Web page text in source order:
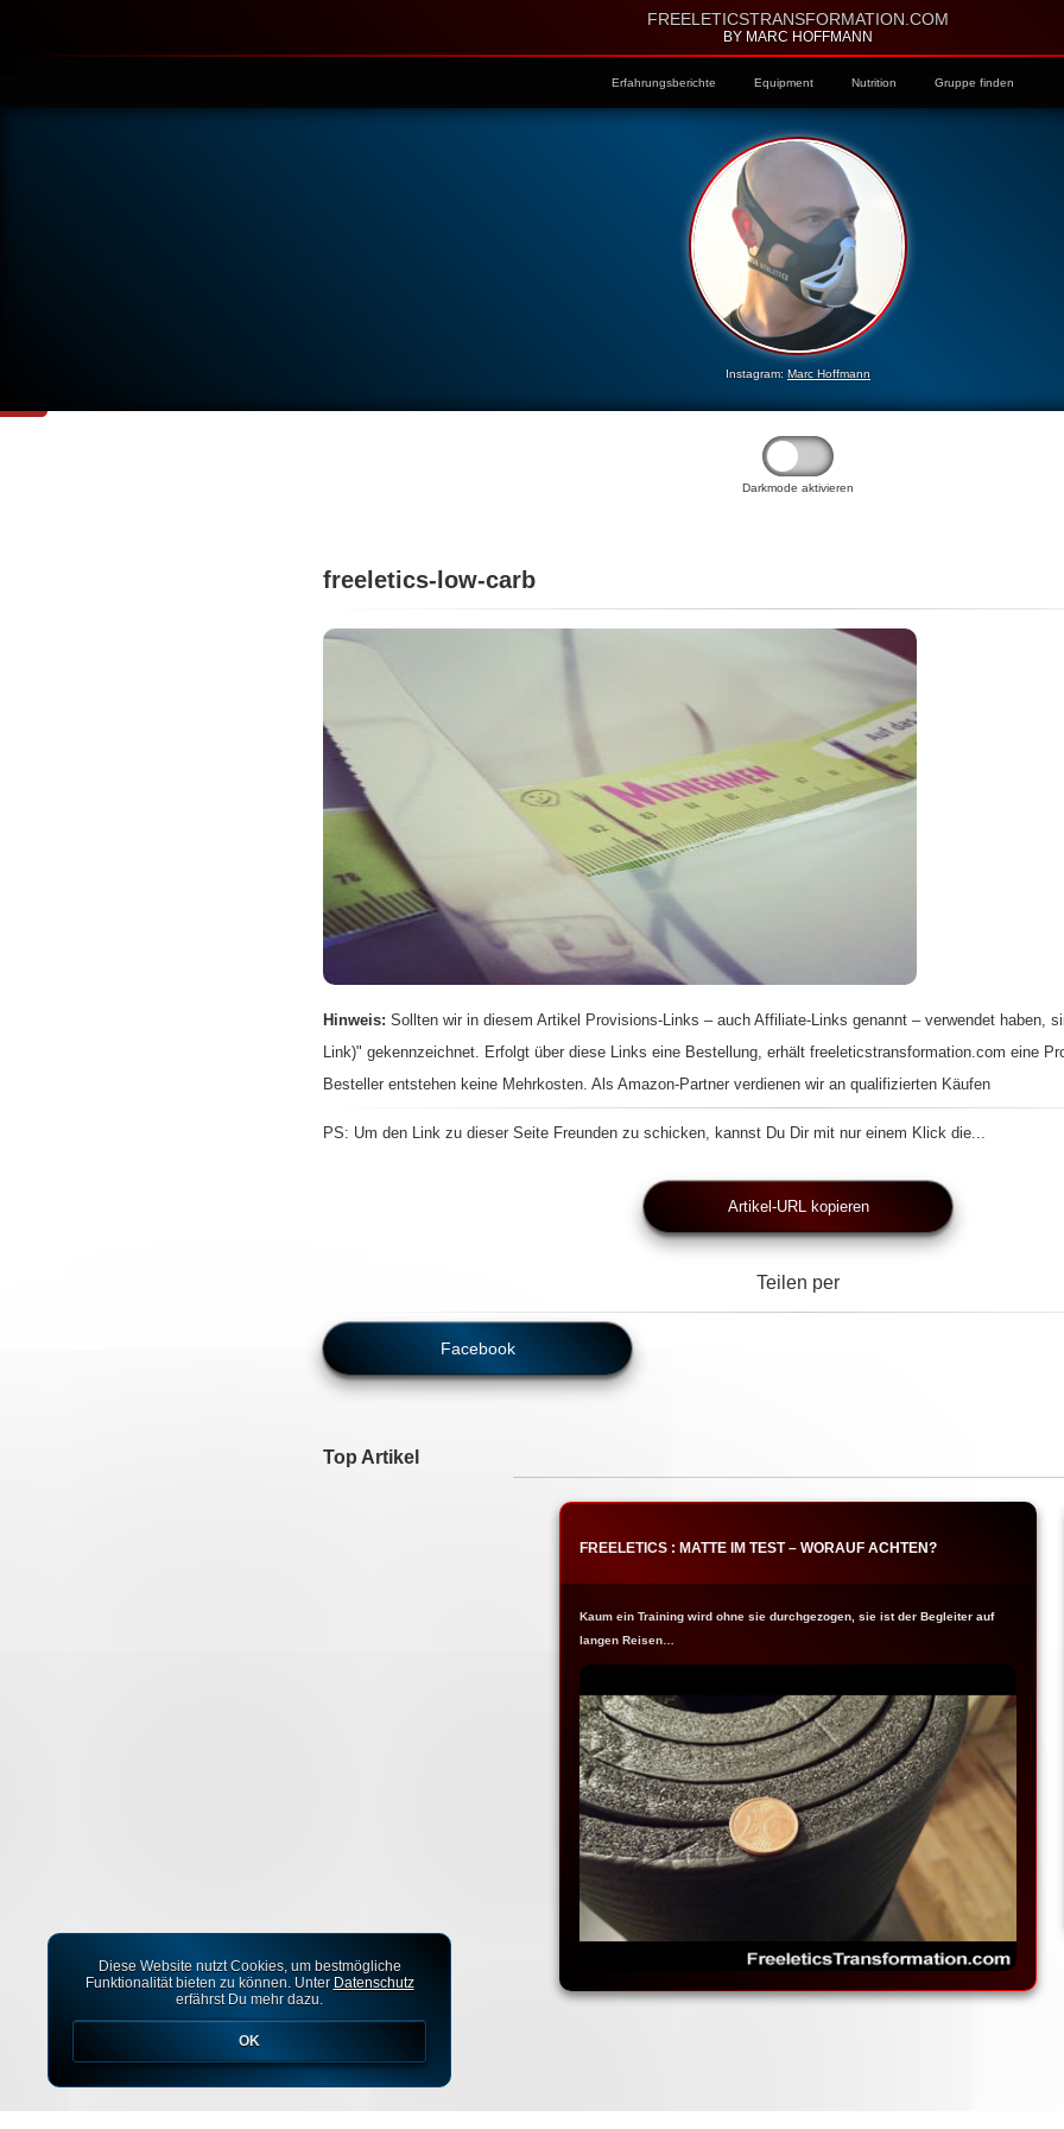
FREELETICSTRANSFORMATION.COM
BY MARC HOFFMANN
Erfahrungsberichte Equipment Nutrition Gruppe finden
Instagram: Marc Hoffmann
Darkmode aktivieren
freeletics-low-carb
Hinweis: Sollten wir in diesem Artikel Provisions-Links – auch Affiliate-Links genannt – verwendet haben,
Link)" gekennzeichnet. Erfolgt über diese Links eine Bestellung, erhält freeleticstransformation.com eine
Besteller entstehen keine Mehrkosten. Als Amazon-Partner verdienen wir an qualifizierten Käufen
PS: Um den Link zu dieser Seite Freunden zu schicken, kannst Du Dir mit nur einem Klick die...
Artikel-URL kopieren
Teilen per
Facebook
Top Artikel
FREELETICS : MATTE IM TEST – WORAUF ACHTEN?
Kaum ein Training wird ohne sie durchgezogen, sie ist der Begleiter auf
langen Reisen…
Diese Website nutzt Cookies, um bestmögliche
Funktionalität bieten zu können. Unter Datenschutz
erfährst Du mehr dazu.
OK